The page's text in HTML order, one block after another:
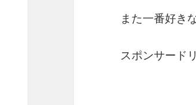
また一番好き
スポンサード